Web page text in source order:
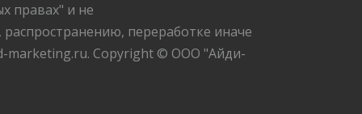
правах" и не
переработке иначе
marketing.ru. Copyright © ООО "Айди-